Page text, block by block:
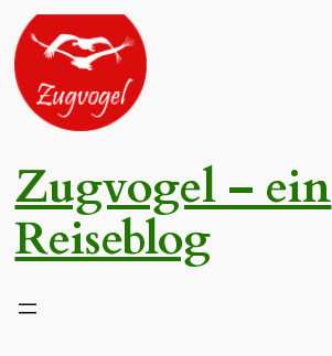
Zum
Inhalt
springen
Zugvogel – ein
Reiseblog